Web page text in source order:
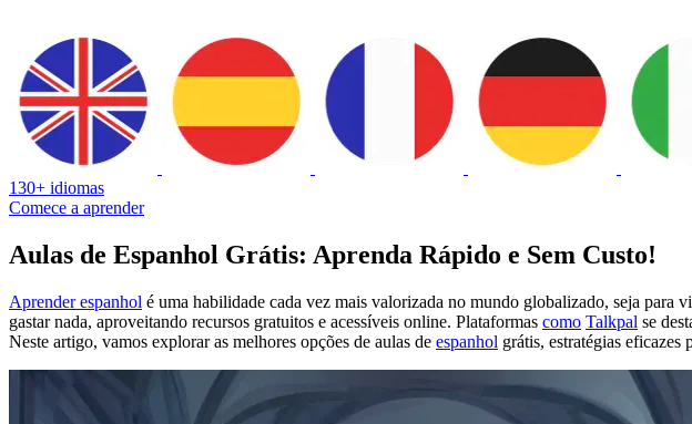
130+ idiomas
Comece a aprender
Aulas de Espanhol Grátis: Aprenda Rápido e Sem Custo!
Aprender espanhol é uma habilidade cada vez mais valorizada no mundo globalizado, seja para
gastar nada, aproveitando recursos gratuitos e acessíveis online. Plataformas como Talkpal se
Neste artigo, vamos explorar as melhores opções de aulas de espanhol grátis, estratégias eficazes